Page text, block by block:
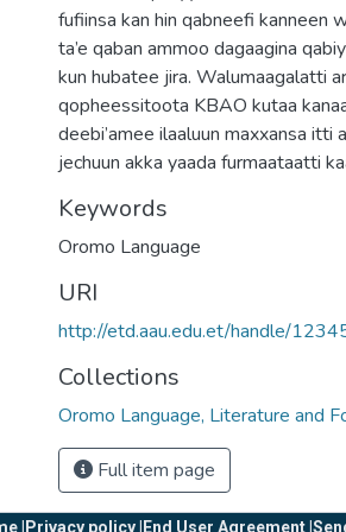
fufiinsa kan hin qabneefi kanneen
ta’e qaban ammoo dagaagina
kun hubatee jira. Walumaagalatti
qopheessitoota KBAO kutaa
deebi’amee ilaaluun maxxansa itti
jechuun akka yaada furmaataatti
Keywords
Oromo Language
URI
http://etd.aau.edu.et/handle/
Collections
Oromo Language, Literature and
Full item page
| Privacy policy | End User Agreement |